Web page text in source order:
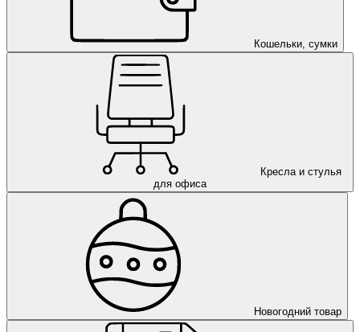
Кошельки, сумки
Кресла и стулья
для офиса
Новогодний товар